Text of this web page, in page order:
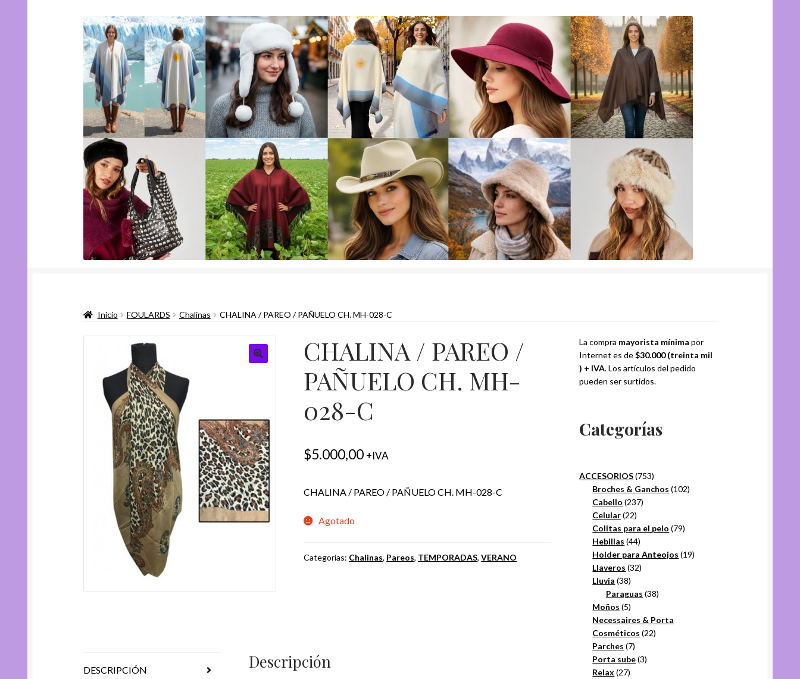
Inicio FOULARDS Chalinas CHALINA / PAREO / PAÑUELO CH. MH-028-C
CHALINA / PAREO /
PAÑUELO CH. MH-
028-C
$5.000,00 +IVA
CHALINA / PAREO / PAÑUELO CH. MH-028-C
Agotado
Categorías: Chalinas, Pareos, TEMPORADAS,VERANO
DESCRIPCIÓN Descripción
La compra mayorista mínima por
Internet es de$30.000 (treinta mil
) + IVA. Los artículos del pedido
pueden ser surtidos.
Categorías
ACCESORIOS 753753
productos
Broches & Ganchos 102102
Cabello 237237
Celular 2222
productos
Colitas para el pelo 7979
Hebillas 4444
productos
Holder para Anteojos 1919
Llaveros 3232
Lluvia 3838
productos
Paraguas 3838
Moños 55
productos
Necessaires & Porta
Cosméticos 2222
Parches 77
productos
Porta sube 33
Relax 2727